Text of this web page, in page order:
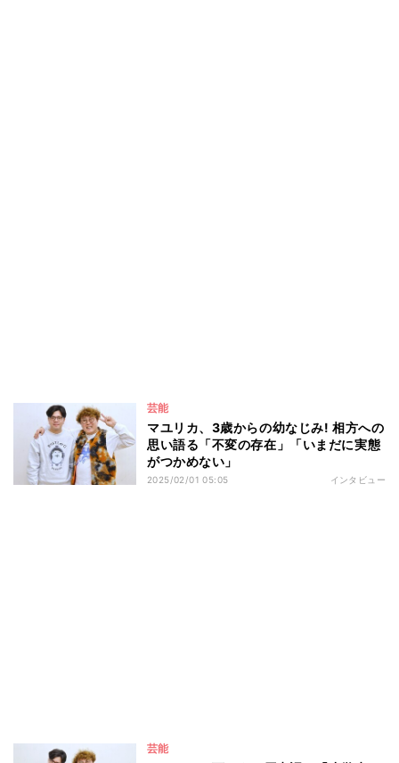
芸能
マユリカ、3歳からの幼なじみ! 相方への
思い語る「不変の存在」「いまだに実態
がつかめない」
2025/02/01 05:05 インタビュー
芸能